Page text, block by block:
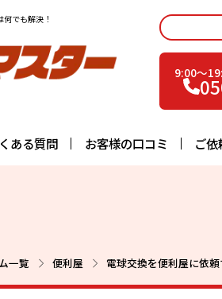
何でも解決！
9:00〜
ある質問 お客様の口コミ ご
一覧 便利屋 電球交換を便利屋に依